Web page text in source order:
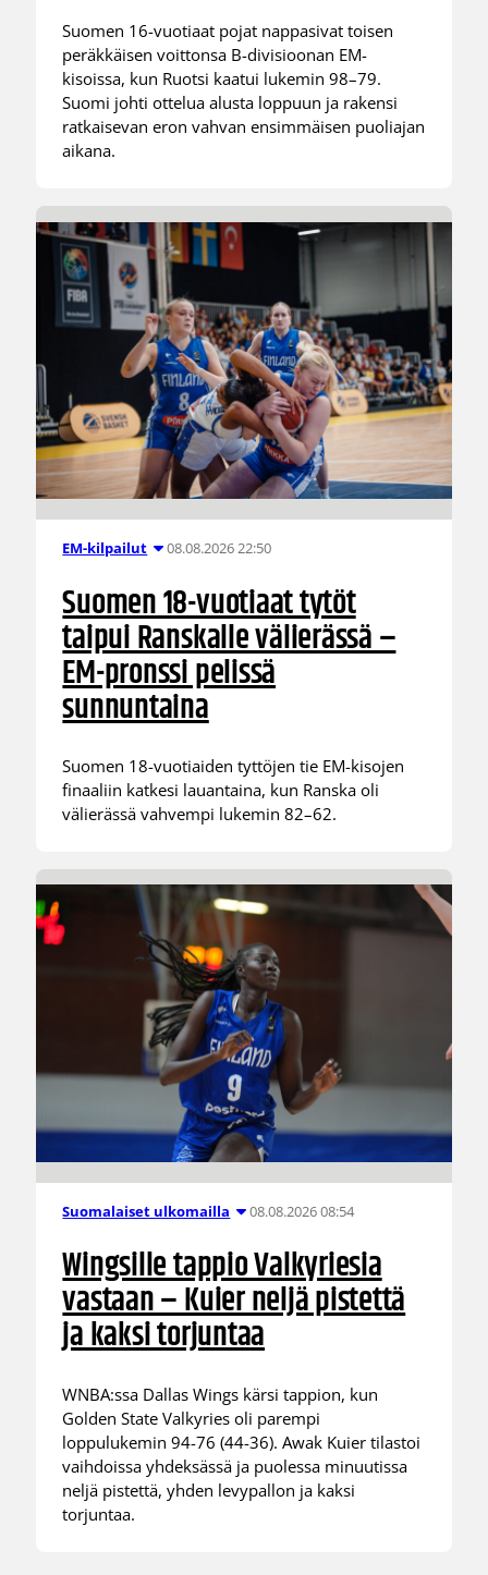
Suomen 16-vuotiaat pojat nappasivat toisen
peräkkäisen voittonsa B-divisioonan EM-
kisoissa, kun Ruotsi kaatui lukemin 98–79.
Suomi johti ottelua alusta loppuun ja rakensi
ratkaisevan eron vahvan ensimmäisen puoliajan
aikana.
EM-kilpailut 08.08.2026 22:50
Suomen 18-vuotiaat tytöt
taipui Ranskalle välierässä –
EM-pronssi pelissä
sunnuntaina
Suomen 18-vuotiaiden tyttöjen tie EM-kisojen
finaaliin katkesi lauantaina, kun Ranska oli
välierässä vahvempi lukemin 82–62.
Suomalaiset ulkomailla 08.08.2026 08:54
Wingsille tappio Valkyriesia
vastaan – Kuier neljä pistettä
ja kaksi torjuntaa
WNBA:ssa Dallas Wings kärsi tappion, kun
Golden State Valkyries oli parempi
loppulukemin 94-76 (44-36). Awak Kuier tilastoi
vaihdoissa yhdeksässä ja puolessa minuutissa
neljä pistettä, yhden levypallon ja kaksi
torjuntaa.